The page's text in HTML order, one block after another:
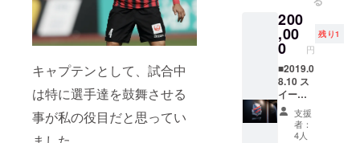
キャプテンとして、試合中
は特に選手達を鼓舞させる
事が私の役目だと思ってい
できま
せん。
ご了承
い。 ※
河合竜
二が着
用して
いるT
シャツ
トップ
スのみ
です。
※S～２
XOまで
ご用意
ができ
ます。
サイズ
は画像
選手全
員に直
接サイ
ンを書
いても
らいま
す！こ
れを着
て、ぜ
ひ北海
200
,00
0 円
残り1
■2019.0
8.10 ス
イート
シート
２席＋
2019年
支援
者：
4人